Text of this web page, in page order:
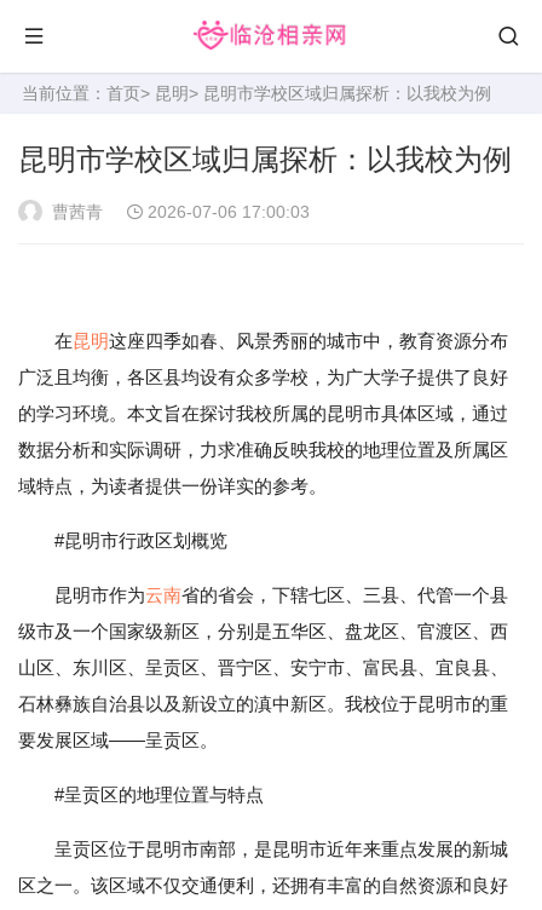
当前位置： 首页> 昆明> 昆明市学校区域归属探析：以我校为例
昆明市学校区域归属探析：以我校为例
曹茜青 2026-07-06 17:00:03
在昆明这座四季如春、风景秀丽的城市中，教育资源分布
广泛且均衡，各区县均设有众多学校，为广大学子提供了良好
的学习环境。本文旨在探讨我校所属的昆明市具体区域，通过
数据分析和实际调研，力求准确反映我校的地理位置及所属区
域特点，为读者提供一份详实的参考。
#昆明市行政区划概览
昆明市作为云南省的省会，下辖七区、三县、代管一个县
级市及一个国家级新区，分别是五华区、盘龙区、官渡区、西
山区、东川区、呈贡区、晋宁区、安宁市、富民县、宜良县、
石林彝族自治县以及新设立的滇中新区。我校位于昆明市的重
要发展区域——呈贡区。
#呈贡区的地理位置与特点
呈贡区位于昆明市南部，是昆明市近年来重点发展的新城
区之一。该区域不仅交通便利，还拥有丰富的自然资源和良好